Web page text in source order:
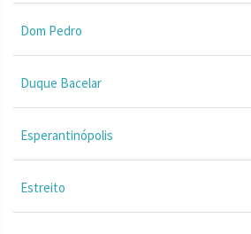
Dom Pedro
Duque Bacelar
Esperantinópolis
Estreito